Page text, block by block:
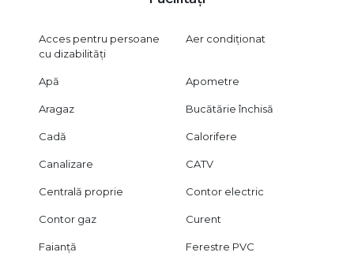
Acces pentru persoane
cu dizabilități
Aer condiționat
Apă Apometre
Aragaz Bucătărie închisă
Cadă Calorifere
Canalizare CATV
Centrală proprie Contor electric
Contor gaz Curent
Faianță Ferestre PVC